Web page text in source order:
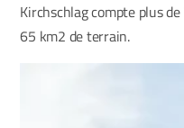
Kirchschlag compte plus
65 km2 de terrain.